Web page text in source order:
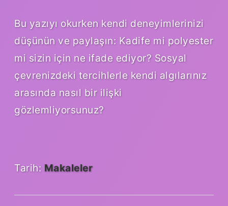
Bu yazıyı okurken kendi deneyimlerinizi
düşünün ve paylaşın: Kadife mi polyester
mi sizin için ne ifade ediyor? Sosyal
çevrenizdeki tercihlerle kendi algılarınız
arasında nasıl bir ilişki
gözlemliyorsunuz?
Tarih: Makaleler